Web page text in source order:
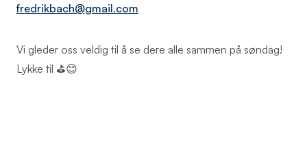
fredrikbach@gmail.com
Vi gleder oss veldig til å se dere alle sammen på søndag!
Lykke til ⛳😊